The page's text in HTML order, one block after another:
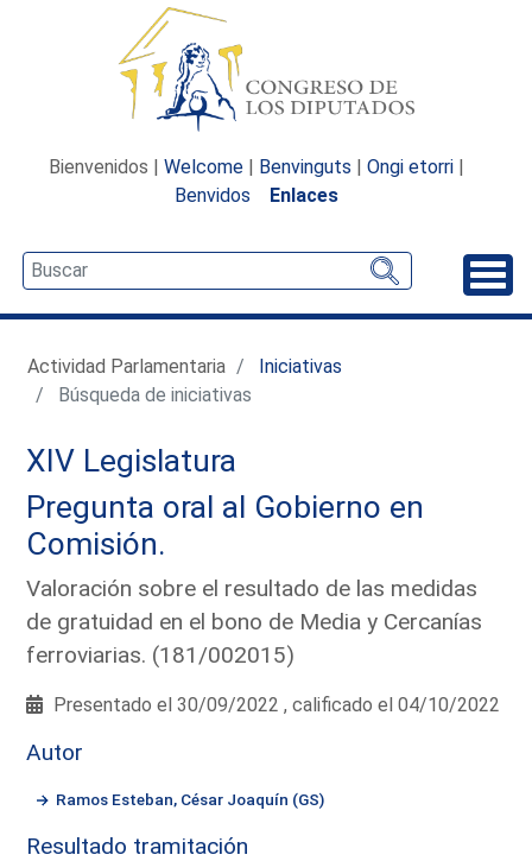
Bienvenidos | Welcome | Benvinguts | Ongi etorri |
Benvidos
Enlaces
Actividad Parlamentaria
Iniciativas
Búsqueda de iniciativas
XIV Legislatura
Pregunta oral al Gobierno en
Comisión.
Valoración sobre el resultado de las medidas
de gratuidad en el bono de Media y Cercanías
ferroviarias. (181/002015)
Presentado el 30/09/2022 , calificado el 04/10/2022
Autor
Ramos Esteban, César Joaquín (GS)
Resultado tramitación